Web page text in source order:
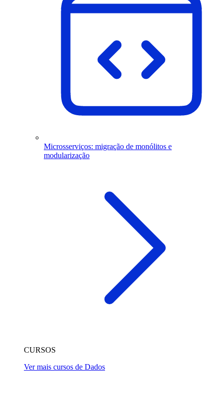
Microsserviços: migração de monólitos e
modularização
CURSOS
Ver mais cursos de Dados